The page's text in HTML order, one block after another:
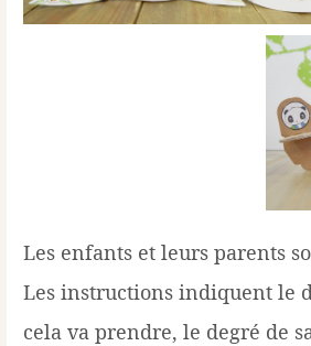
Les enfants et leurs parents
Les instructions indiquent le
cela va prendre, le degré de